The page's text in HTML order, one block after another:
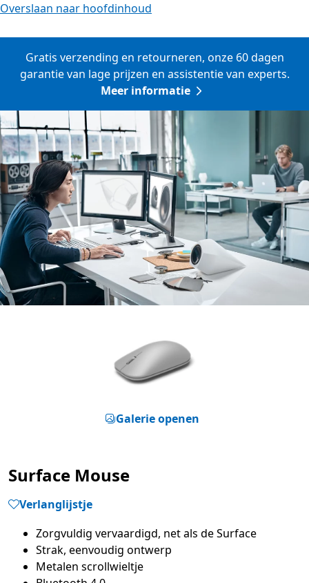
Overslaan naar hoofdinhoud
Gratis verzending en retourneren, onze 60 dagen
garantie van lage prijzen en assistentie van experts.
Meer informatie
Galerie openen
Surface Mouse
Verlanglijstje
Zorgvuldig vervaardigd, net als de Surface
Strak, eenvoudig ontwerp
Metalen scrollwieltje